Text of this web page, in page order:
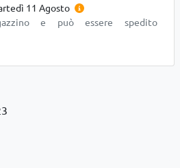
11 Agosto
e può essere spedito